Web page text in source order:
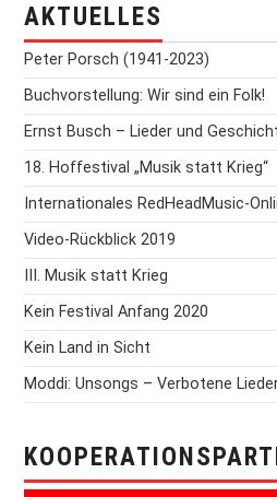
AKTUELLES
Peter Porsch (1941-2023)
Buchvorstellung: Wir sind ein Folk!
Ernst Busch – Lieder und
18. Hoffestival „Musik statt Krieg“
Internationales RedHeadMusic-
Video-Rückblick 2019
III. Musik statt Krieg
Kein Festival Anfang 2020
Kein Land in Sicht
Moddi: Unsongs – Verbotene